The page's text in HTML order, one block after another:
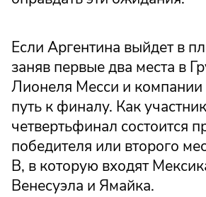
Если Аргентина выйдет в
заняв первые два места в
Лионеля Месси и компании
путь к финалу. Как
четвертьфинал состоится
победителя или второго
B, в которую входят
Венесуэла и Ямайка.